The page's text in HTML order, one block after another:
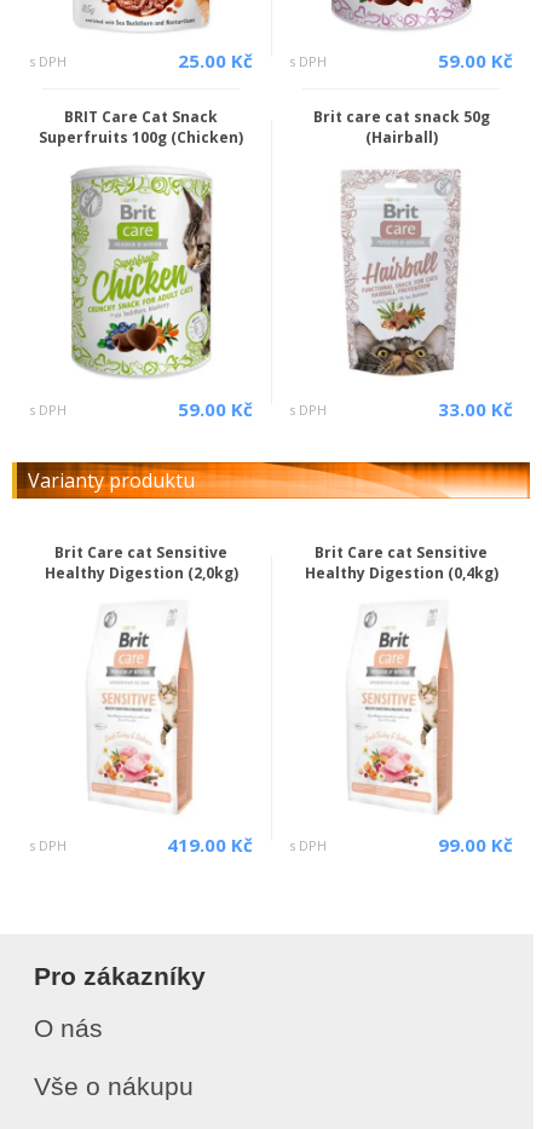
s DPH 25.00 Kč s DPH 59.00 Kč
BRIT Care Cat Snack
Superfruits 100g (Chicken)
s DPH 59.00 Kč
Brit care cat snack 50g
(Hairball)
s DPH 33.00 Kč
Varianty produktu
Brit Care cat Sensitive
Healthy Digestion (2,0kg)
s DPH 419.00 Kč
Brit Care cat Sensitive
Healthy Digestion (0,4kg)
s DPH 99.00 Kč
Pro zákazníky
O nás
Vše o nákupu